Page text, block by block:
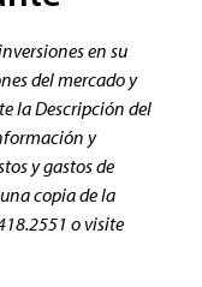
en su
del mercado y
la Descripción del
y
y gastos de
copia de la
o visite